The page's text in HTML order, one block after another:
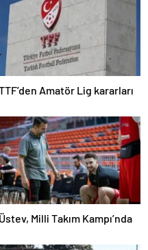
Amatör Lig kararları
Üstev, Milli Takım Kampı’nda